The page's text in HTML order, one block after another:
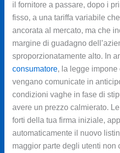
il fornitore a passare, dopo i
fisso, a una tariffa variabile
ancorata al mercato, ma che
margine di guadagno
sproporzionatamente alto. In
consumatore, la legge impone
vengano comunicate in
condizioni vaghe in fase di
avere un prezzo calmierato.
forti della tua firma iniziale,
automaticamente il nuovo
maggior parte degli utenti non